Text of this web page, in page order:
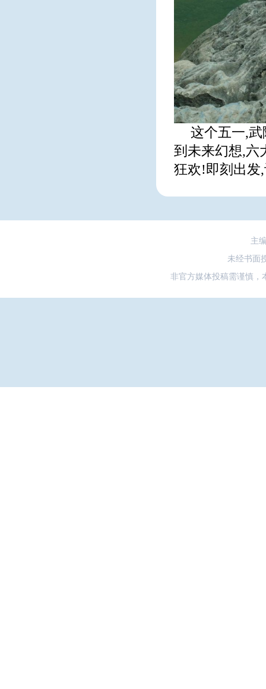
这个五一,
到未来幻想,六
狂欢!即刻出发
主
未经书面
非官方媒体投稿需谨慎，